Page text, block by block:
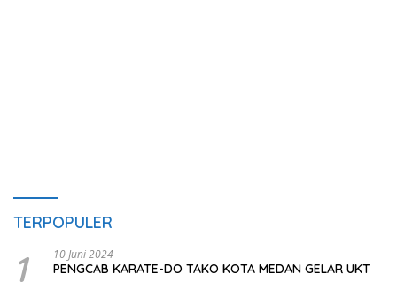
TERPOPULER
1 10 Juni 2024
PENGCAB KARATE-DO TAKO KOTA MEDAN GELAR UKT